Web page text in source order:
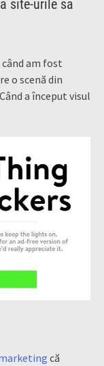
site-urile să
am fost
o scenă din
a început visul
că